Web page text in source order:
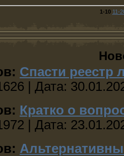
1-10 11-
Спасти реестр
Дата:
Кратко о
Дата: